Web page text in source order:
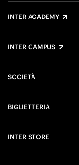
INTER ACADEMY
INTER CAMPUS
SOCIETÀ
BIGLIETTERIA
INTER STORE